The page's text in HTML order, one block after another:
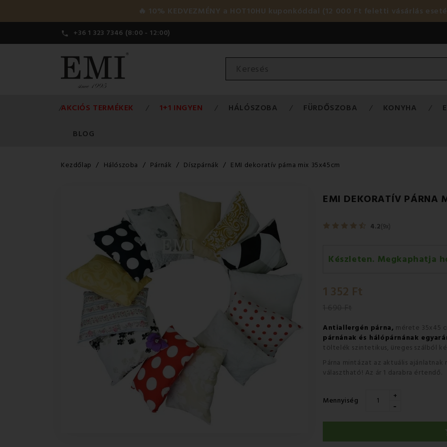
🔥 10% KEDVEZMÉNY a HOT10HU kuponkóddal (12 000 Ft feletti vásárlás
 +36 1 323 7346 (8:00 - 12:00)
AKCIÓS TERMÉKEK 1+1 INGYEN HÁLÓSZOBA FÜRDŐSZOBA KONYHA
BLOG
Kezdőlap Hálószoba Párnák Díszpárnák EMI dekoratív párna mix 35x45cm
EMI DEKORATÍV PÁRNA
4.2(9x)
Készleten. Megkaphatja
Csütörtök 13.08
1 352 Ft
Antiallergén párna, mérete 35x45
párnának és hálópárnának
töltelék szintetikus, üreges szálból
Párna mintázat az aktuális
választható! Az ár 1 darabra értendő.
Mennyiség +
-